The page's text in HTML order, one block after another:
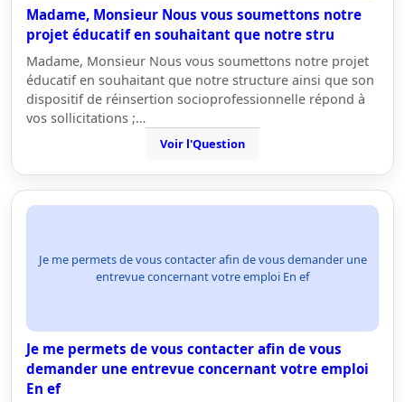
Madame, Monsieur Nous vous soumettons notre
projet éducatif en souhaitant que notre stru
Madame, Monsieur Nous vous soumettons notre projet
éducatif en souhaitant que notre structure ainsi que son
dispositif de réinsertion socioprofessionnelle répond à
vos sollicitations ;…
Voir l'Question
Je me permets de vous contacter afin de vous demander une
entrevue concernant votre emploi En ef
Je me permets de vous contacter afin de vous
demander une entrevue concernant votre emploi
En ef